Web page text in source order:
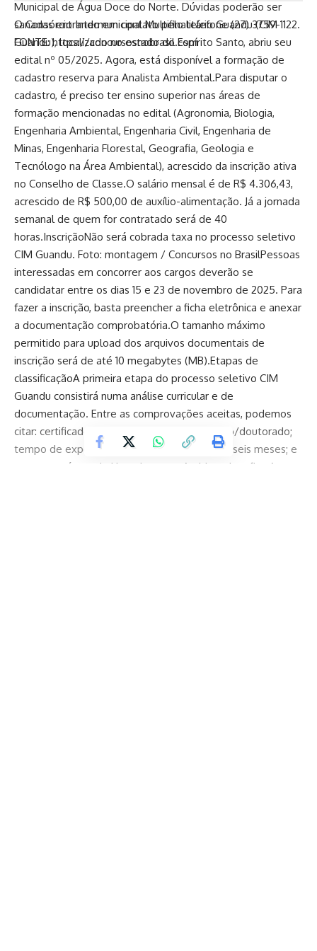
Municipal de Água Doce do Norte. Dúvidas poderão ser
sanadas entrando em contato pelo telefone (27) 3759-1122.
FONTE: https://concursosnobrasil.com
O Consórcio Intermunicipal Multifinalitário Guandu (CIM
Guandu), localizado no estado do Espírito Santo, abriu seu
edital nº 05/2025. Agora, está disponível a formação de
cadastro reserva para Analista Ambiental.Para disputar o
cadastro, é preciso ter ensino superior nas áreas de
formação mencionadas no edital (Agronomia, Biologia,
Engenharia Ambiental, Engenharia Civil, Engenharia de
Minas, Engenharia Florestal, Geografia, Geologia e
Tecnólogo na Área Ambiental), acrescido da inscrição ativa
no Conselho de Classe.O salário mensal é de R$ 4.306,43,
acrescido de R$ 500,00 de auxílio-alimentação. Já a jornada
semanal de quem for contratado será de 40
horas.InscriçãoNão será cobrada taxa no processo seletivo
CIM Guandu. Foto: montagem / Concursos no BrasilPessoas
interessadas em concorrer aos cargos deverão se
candidatar entre os dias 15 e 23 de novembro de 2025. Para
fazer a inscrição, basta preencher a ficha eletrônica e anexar
a documentação comprobatória.O tamanho máximo
permitido para upload dos arquivos documentais de
inscrição será de até 10 megabytes (MB).Etapas de
classificaçãoA primeira etapa do processo seletivo CIM
Guandu consistirá numa análise curricular e de
documentação. Entre as comprovações aceitas, podemos
citar: certificados de especialização/mestrado/doutorado;
tempo de experiência profissional a partir de seis meses; e
cursos nas áreas de Licenciamento Ambiental e afins.A